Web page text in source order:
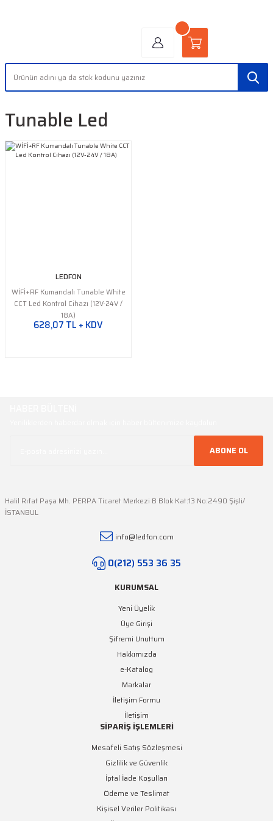
Tunable Led
LEDFON
WİFİ+RF Kumandalı Tunable White
CCT Led Kontrol Cihazı (12V-24V /
18A)
628,07 TL + KDV
ABONE OL
Halil Rıfat Paşa Mh. PERPA Ticaret Merkezi B Blok Kat:13 No:2490 Şişli/
İSTANBUL
info@ledfon.com
0(212) 553 36 35
KURUMSAL
Yeni Üyelik
Üye Girişi
Şifremi Unuttum
Hakkımızda
e-Katalog
Markalar
İletişim Formu
İletişim
SİPARİŞ İŞLEMLERİ
Mesafeli Satış Sözleşmesi
Gizlilik ve Güvenlik
İptal İade Koşulları
Ödeme ve Teslimat
Kişisel Veriler Politikası